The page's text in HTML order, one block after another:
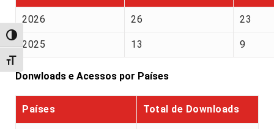
Alternar alto contraste
Alternar tamanho da fonte
2026 26 23
2025 13 9
Donwloads e Acessos por Países
Países Total de Downloads